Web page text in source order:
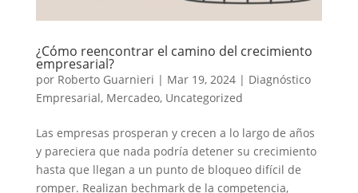
¿Cómo reencontrar el camino del crecimiento
empresarial?
por Roberto Guarnieri | Mar 19, 2024| Diagnóstico
Empresarial, Mercadeo, Uncategorized
Las empresas prosperan y crecen a lo largo de años
y pareciera que nada podría detener su crecimiento
hasta que llegan a un punto de bloqueo difícil de
romper. Realizan bechmark de la competencia,